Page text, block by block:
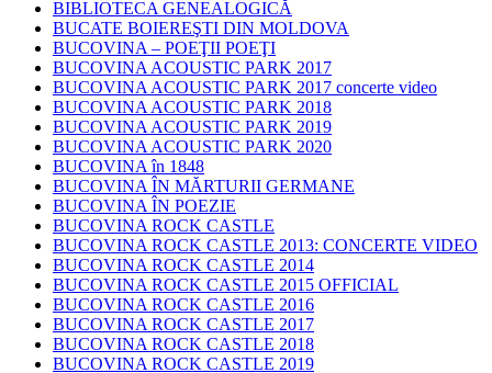
BIBLIOTECA GENEALOGICĂ
BUCATE BOIEREŞTI DIN MOLDOVA
BUCOVINA – POEŢII POEŢI
BUCOVINA ACOUSTIC PARK 2017
BUCOVINA ACOUSTIC PARK 2017 concerte video
BUCOVINA ACOUSTIC PARK 2018
BUCOVINA ACOUSTIC PARK 2019
BUCOVINA ACOUSTIC PARK 2020
BUCOVINA în 1848
BUCOVINA ÎN MĂRTURII GERMANE
BUCOVINA ÎN POEZIE
BUCOVINA ROCK CASTLE
BUCOVINA ROCK CASTLE 2013: CONCERTE VIDEO
BUCOVINA ROCK CASTLE 2014
BUCOVINA ROCK CASTLE 2015 OFFICIAL
BUCOVINA ROCK CASTLE 2016
BUCOVINA ROCK CASTLE 2017
BUCOVINA ROCK CASTLE 2018
BUCOVINA ROCK CASTLE 2019